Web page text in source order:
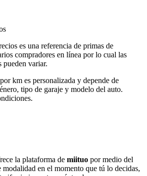
es una referencia de primas de
compradores en línea por lo cual las
pueden variar.
km es personalizada y depende de
tipo de garaje y modelo del auto.
la plataforma de miituo por medio del
modalidad en el momento que tú lo decidas,